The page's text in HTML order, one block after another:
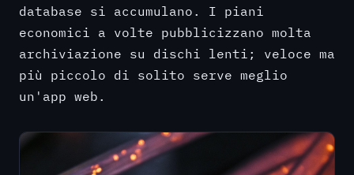
database si accumulano. I piani
economici a volte pubblicizzano molta
archiviazione su dischi lenti; veloce ma
più piccolo di solito serve meglio
un'app web.